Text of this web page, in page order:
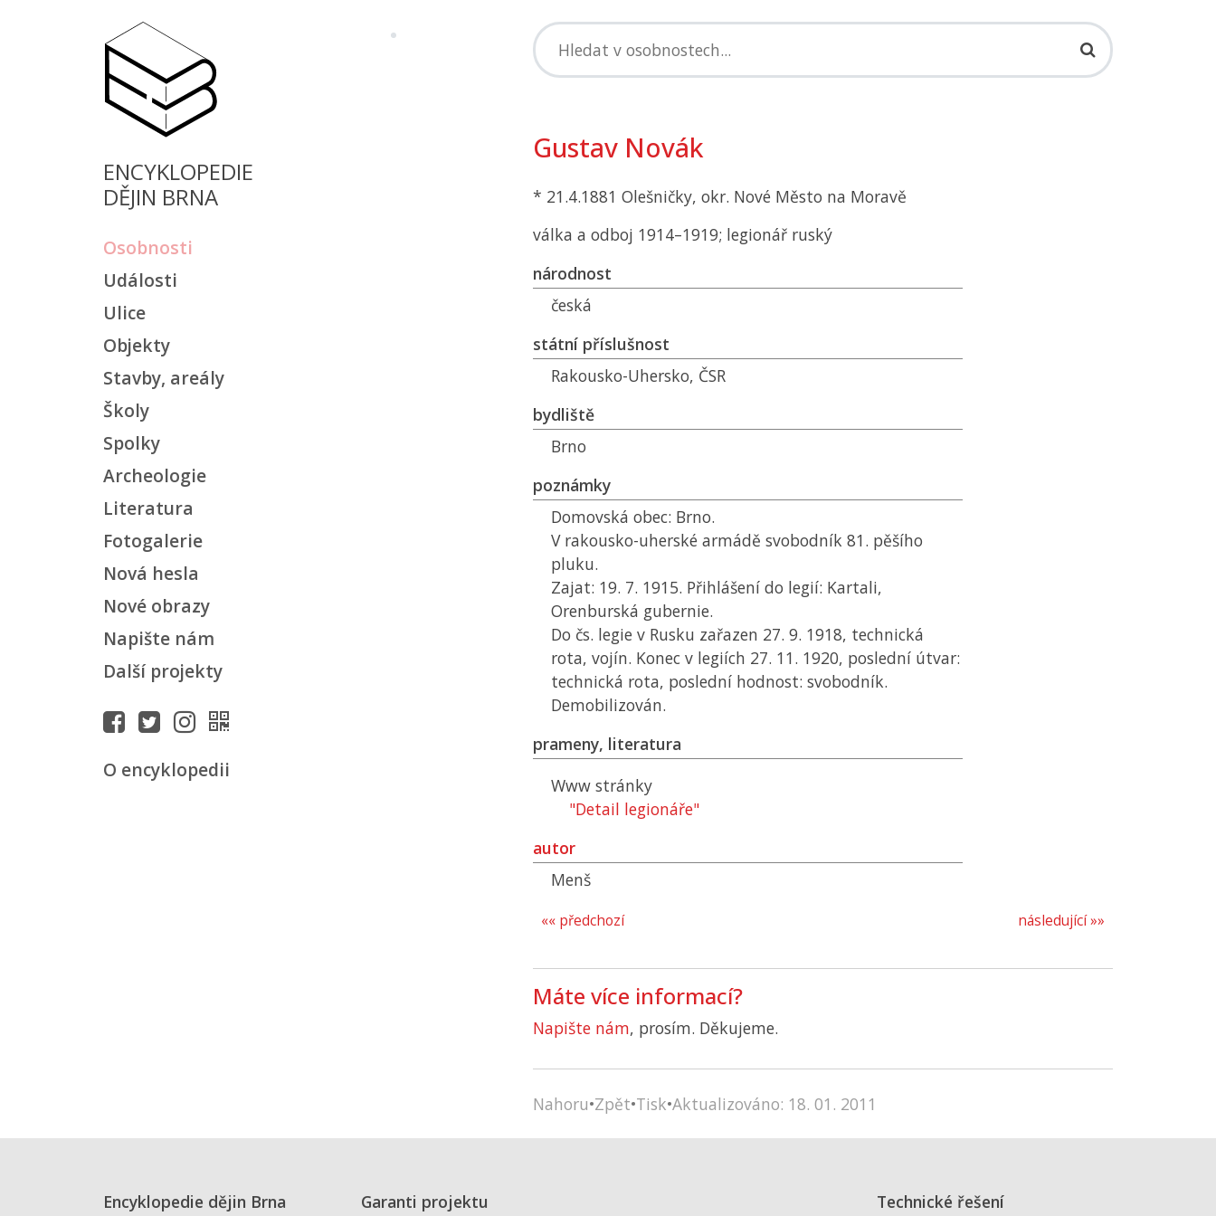
ENCYKLOPEDIE
DĚJIN BRNA
Osobnosti
Události
Ulice
Objekty
Stavby, areály
Školy
Spolky
Archeologie
Literatura
Fotogalerie
Nová hesla
Nové obrazy
Napište nám
Další projekty
O encyklopedii
Gustav Novák
* 21.4.1881 Olešničky, okr. Nové Město na Moravě
válka a odboj 1914–1919; legionář ruský
národnost
česká
státní příslušnost
Rakousko-Uhersko, ČSR
bydliště
Brno
poznámky
Domovská obec: Brno.
V rakousko-uherské armádě svobodník 81. pěšího
pluku.
Zajat: 19. 7. 1915. Přihlášení do legií: Kartali,
Orenburská gubernie.
Do čs. legie v Rusku zařazen 27. 9. 1918, technická
rota, vojín. Konec v legiích 27. 11. 1920, poslední útvar:
technická rota, poslední hodnost: svobodník.
Demobilizován.
prameny, literatura
Www stránky
"Detail legionáře"
autor
Menš
následující »»
«« předchozí
Máte více informací?
Napište nám, prosím. Děkujeme.
Nahoru•Zpět•Tisk•Aktualizováno: 18. 01. 2011
Encyklopedie dějin Brna Garanti projektu Technické řešení